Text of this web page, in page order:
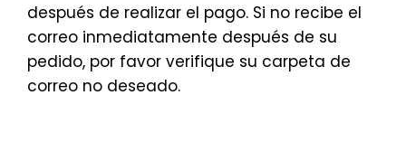
después de realizar el pago. Si no recibe el
correo inmediatamente después de su
pedido, por favor verifique su carpeta de
correo no deseado.